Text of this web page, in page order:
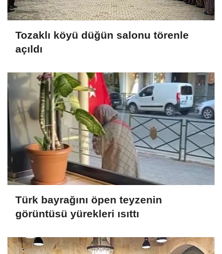
Tozaklı köyü düğün salonu törenle
açıldı
Türk bayrağını öpen teyzenin
görüntüsü yürekleri ısıttı